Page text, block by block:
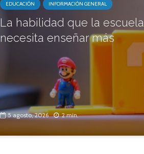
EDUCACIÓN INFORMACIÓN GENERAL
La habilidad que la escuela
necesita enseñar más
5 agosto, 2026 2 min.